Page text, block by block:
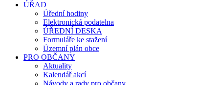
ÚŘAD
Úřední hodiny
Elektronická podatelna
ÚŘEDNÍ DESKA
Formuláře ke stažení
Územní plán obce
PRO OBČANY
Aktuality
Kalendář akcí
Návody a rady pro občany